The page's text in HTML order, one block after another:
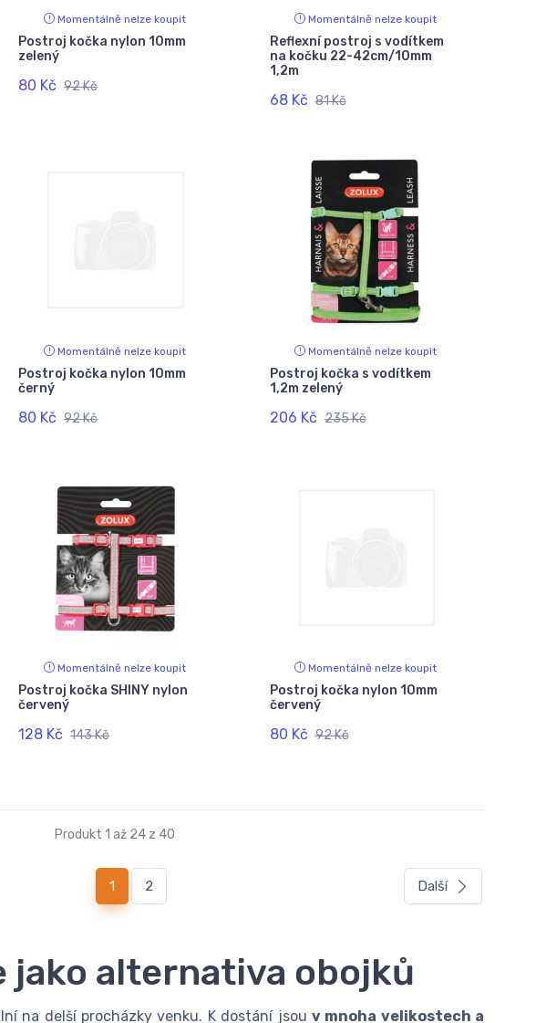
Momentálně nelze koupit
Postroj kočka nylon 10mm
zelený
80 Kč 92 Kč
Momentálně nelze koupit
Reflexní postroj s vodítkem
na kočku 22-42cm/10mm
1,2m
68 Kč 81 Kč
Momentálně nelze koupit
Postroj kočka nylon 10mm
černý
80 Kč 92 Kč
Momentálně nelze koupit
Postroj kočka s vodítkem
1,2m zelený
206 Kč 235 Kč
Momentálně nelze koupit
Postroj kočka SHINY nylon
červený
128 Kč 143 Kč
Momentálně nelze koupit
Postroj kočka nylon 10mm
červený
80 Kč 92 Kč
Produkt 1 až 24 z 40
1(current)
2 Další
jako alternativa obojků
na delší procházky venku. K dostání jsou v mnoha velikostech a